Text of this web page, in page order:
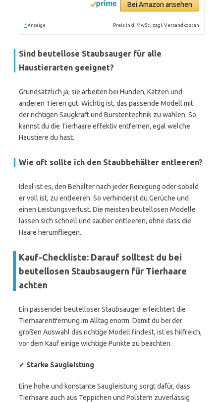
Bei Amazon ansehen
* Anzeige Preis inkl. MwSt., zzgl. Versandkosten
Sind beutellose Staubsauger für alle
Haustierarten geeignet?
Grundsätzlich ja, sie arbeiten bei Hunden, Katzen und
anderen Tieren gut. Wichtig ist, das passende Modell mit
der richtigen Saugkraft und Bürstentechnik zu wählen. So
kannst du die Tierhaare effektiv entfernen, egal welche
Haustiere du hast.
Wie oft sollte ich den Staubbehälter entleeren?
Ideal ist es, den Behälter nach jeder Reinigung oder sobald
er voll ist, zu entleeren. So verhinderst du Gerüche und
einen Leistungsverlust. Die meisten beutellosen Modelle
lassen sich schnell und sauber entleeren, ohne dass die
Haare herumfliegen.
Kauf-Checkliste: Darauf solltest du bei
beutellosen Staubsaugern für Tierhaare
achten
Ein passender beutelloser Staubsauger erleichtert die
Tierhaarentfernung im Alltag enorm. Damit du bei der
großen Auswahl das richtige Modell findest, ist es hilfreich,
vor dem Kauf einige wichtige Punkte zu beachten.
✔ Starke Saugleistung
Eine hohe und konstante Saugleistung sorgt dafür, dass
Tierhaare auch aus Teppichen und Polstern zuverlässig